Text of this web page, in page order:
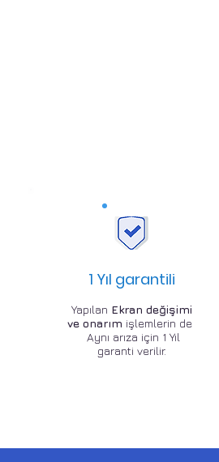
1 Yıl garantili
Yapılan Ekran değişimi
ve onarım işlemlerin de
Aynı arıza için 1 Yıl
garanti verilir.